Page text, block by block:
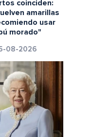
coinciden:
amarillas
usar
morado"
08-2026